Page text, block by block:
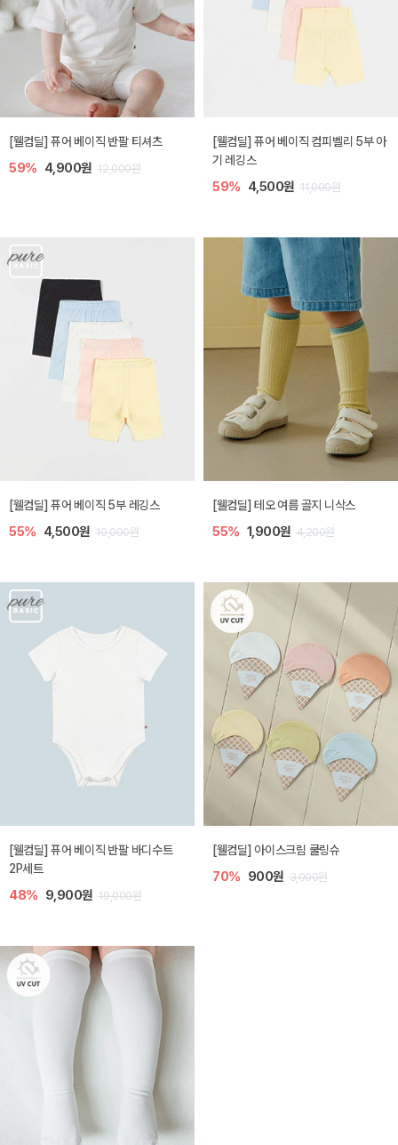
[웰컴딜] 퓨어 베이직 반팔 티셔츠
59% 4,900원 12,000원
[웰컴딜] 퓨어 베이직 컴피벨리 5부 아
기 레깅스
59% 4,500원 11,000원
[웰컴딜] 퓨어 베이직 5부 레깅스
55% 4,500원 10,000원
[웰컴딜] 테오 여름 골지 니삭스
55% 1,900원 4,200원
[웰컴딜] 퓨어 베이직 반팔 바디수트
2P세트
48% 9,900원 19,000원
[웰컴딜] 아이스크림 쿨링슈
70% 900원 3,000원